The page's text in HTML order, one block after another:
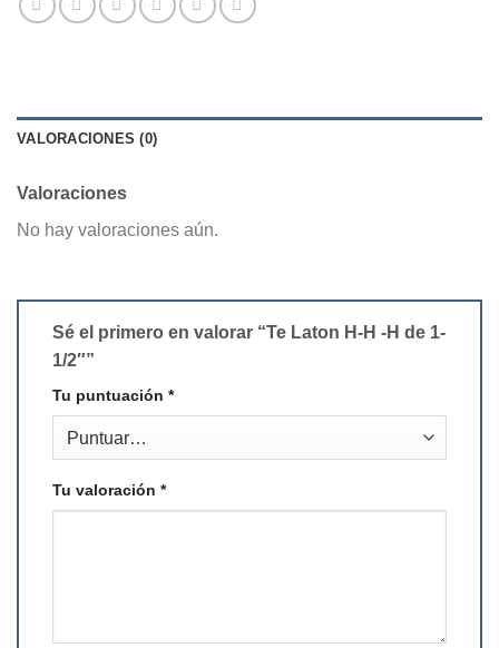
VALORACIONES (0)
Valoraciones
No hay valoraciones aún.
Sé el primero en valorar “Te Laton H-H -H de 1-
1/2″”
Tu puntuación *
Tu valoración *